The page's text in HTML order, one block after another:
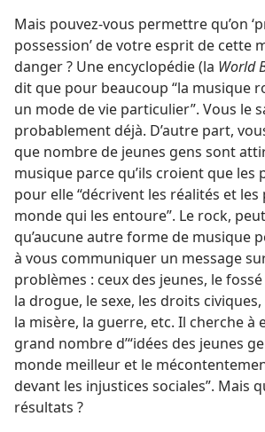
Mais pouvez-​vous permettre qu’on
possession’ de votre esprit de cette
danger ? Une encyclopédie (la World
dit que pour beaucoup “la musique
un mode de vie particulier”. Vous le
probablement déjà. D’autre part,
que nombre de jeunes gens sont
musique parce qu’ils croient que les
pour elle “décrivent les réalités et
monde qui les entoure”. Le rock,
qu’aucune autre forme de musique
à vous communiquer un message
problèmes : ceux des jeunes, le
la drogue, le sexe, les droits
la misère, la guerre, etc. Il cherche à
grand nombre d’“idées des jeunes
monde meilleur et le
devant les injustices sociales”. Mais
résultats ?